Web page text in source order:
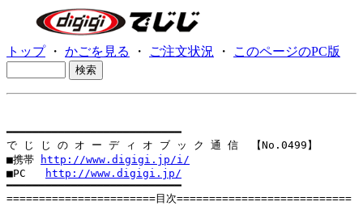
トップ・ かごを見る ・ ご注文状況 ・ このページのPC版
━━━━━━━━━━━━━━━━━━━━━━━━━━━
で じ じ の オ ー デ ィ オ ブ ッ ク 通 信  【No.0499】
■携帯
http://www.digigi.jp/i/
■PC
http://www.digigi.jp/
━━━━━━━━━━━━━━━━━━━━━━━━━━━
=======================目次===========================